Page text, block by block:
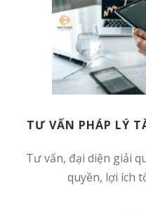
TƯ VẤN PHÁP LÝ
Tư vấn, đại diện giải
quyền, lợi ích